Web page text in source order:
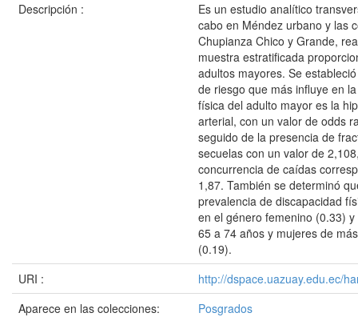
Descripción :
Es un estudio analítico
cabo en Méndez urbano y las
Chupianza Chico y Grande,
muestra estratificada
adultos mayores. Se
de riesgo que más influye en
física del adulto mayor es la
arterial, con un valor de odds
seguido de la presencia de
secuelas con un valor de
concurrencia de caídas
1,87. También se determinó
prevalencia de discapacidad
en el género femenino (0.33)
65 a 74 años y mujeres de
(0.19).
URI :
http://dspace.uazuay.edu.ec/
Aparece en las colecciones:
Posgrados